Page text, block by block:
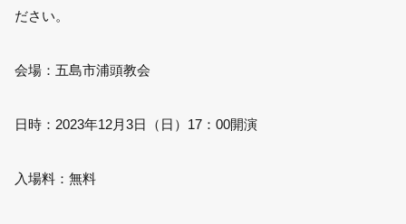
ださい。
会場：五島市浦頭教会
日時：2023年12月3日（日）17：00開演
入場料：無料